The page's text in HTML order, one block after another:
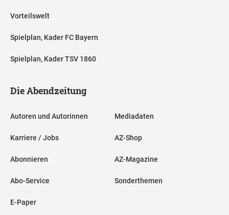
Vorteilswelt
Spielplan, Kader FC Bayern
Spielplan, Kader TSV 1860
Die Abendzeitung
Autoren und Autorinnen
Karriere / Jobs
Abonnieren
Abo-Service
E-Paper
Mediadaten
AZ-Shop
AZ-Magazine
Sonderthemen